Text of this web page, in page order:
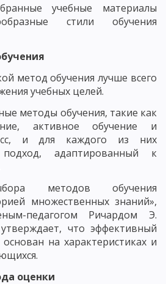
учебные материалы
стили обучения
метод обучения лучше всего
учебных целей.
методы обучения, такие как
активное обучение и
и для каждого из них
адаптированный к
методов обучения
множественных знаний»,
педагогом Ричардом Э.
что эффективный
на характеристиках и
оценки